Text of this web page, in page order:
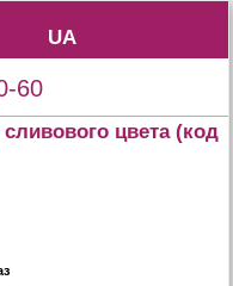
UA
UA
60
цвета(код